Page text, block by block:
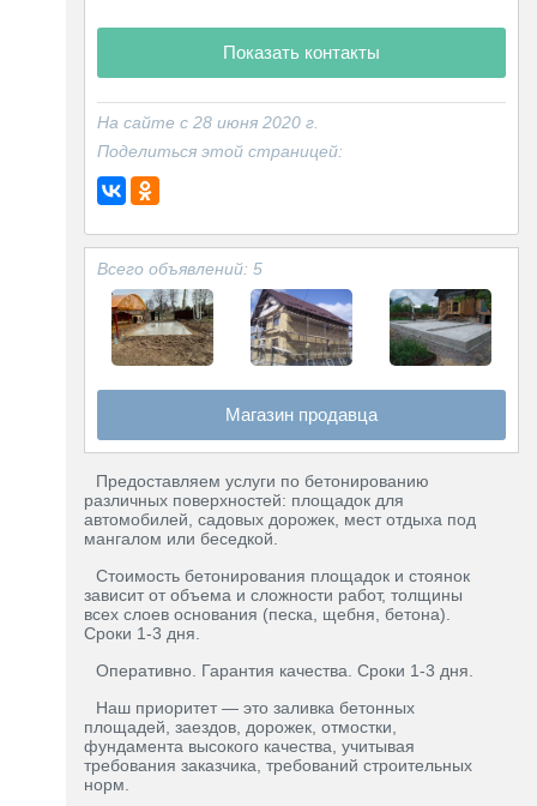
Показать контакты
На сайте с 28 июня 2020 г.
Поделиться этой страницей:
Всего объявлений: 5
Магазин продавца
Предоставляем услуги по бетонированию
различных поверхностей: площадок для
автомобилей, садовых дорожек, мест отдыха под
мангалом или беседкой.
Стоимость бетонирования площадок и стоянок
зависит от объема и сложности работ, толщины
всех слоев основания (песка, щебня, бетона).
Сроки 1-3 дня.
Оперативно. Гарантия качества. Сроки 1-3 дня.
Наш приоритет — это заливка бетонных
площадей, заездов, дорожек, отмостки,
фундамента высокого качества, учитывая
требования заказчика, требований строительных
норм.